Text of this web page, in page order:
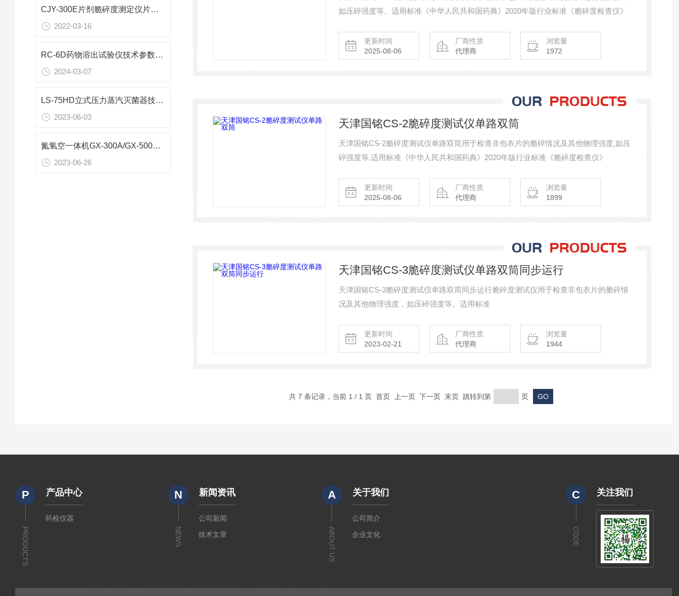
CJY-300E片剂脆碎度测定仪片剂的稳定性、抗磨性
2022-03-16
RC-6D药物溶出试验仪技术参数产品特点
2024-03-07
LS-75HD立式压力蒸汽灭菌器技术参数
2023-06-03
氮氢空一体机GX-300A/GX-500A中兴汇利技术参数
2023-06-26
如压碎强度等。适用标准《中华人民共和国药典》2020年版行业标准《脆碎度检查仪》
更新时间
2025-08-06
厂商性质
代理商
浏览量
1972
天津国铭CS-2脆碎度测试仪单路双筒
天津国铭CS-2脆碎度测试仪单路双筒用于检查非包衣片的脆碎情况及其他物理强度,如压
碎强度等,适用标准《中华人民共和国药典》2020年版行业标准《脆碎度检查仪》
更新时间
2025-08-06
厂商性质
代理商
浏览量
1899
天津国铭CS-3脆碎度测试仪单路双筒同步运行
天津国铭CS-3脆碎度测试仪单路双筒同步运行脆碎度测试仪用于检查非包衣片的脆碎情
况及其他物理强度，如压碎强度等。适用标准
更新时间
2023-02-21
厂商性质
代理商
浏览量
1944
共 7 条记录，当前 1 / 1 页 首页 上一页 下一页 末页 跳转到第 页
P
PRODUCTS
产品中心
药检仪器
N
NEWS
新闻资讯
公司新闻
技术文章
A
ABOUT US
关于我们
公司简介
企业文化
C
CODE
关注我们